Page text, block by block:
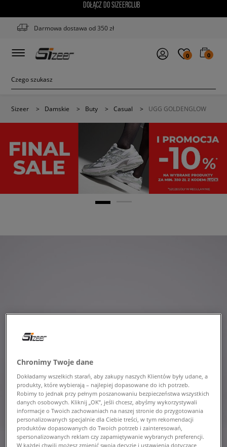
DOŁĄCZ DO SIZEERCLUB
Darmowa dostawa od 350 zł
0 0
Sizeer > Damskie > Buty > Casual > UGG GOLDENGLOW
Chronimy Twoje dane
Dokładamy wszelkich starań, aby zakupy naszych Klientów były udane, a
produkty, które wybierają – najlepiej dopasowane do ich potrzeb.
Robimy to jednak przy pełnym poszanowaniu bezpieczeństwa wszystkich
danych osobowych. Kliknij „OK”, jeśli chcesz, abyśmy wykorzystywali
informacje o Twoich zachowaniach na naszej stronie do przygotowania
personalizowanych specjalnie dla Ciebie treści, w tym rekomendacji
produktów dopasowanych do Twoich potrzeb i zainteresowań,
spersonalizowanych reklam czy zapamiętywanie wybranych preferencji.
W każdej chwili możesz zmienić swoją decyzję i ustawienia dotyczące